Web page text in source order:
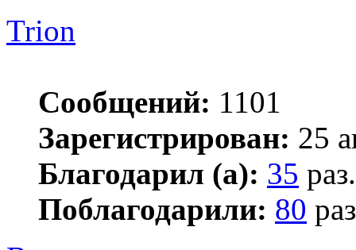
Trion
Сообщений: 1101
Зарегистрирован: 25
Благодарил (а): 35 раз.
Поблагодарили: 80